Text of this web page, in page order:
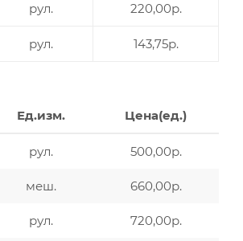
рул. 220,00р.
рул. 143,75р.
Ед.изм. Цена(ед.)
рул. 500,00р.
меш. 660,00р.
рул. 720,00р.